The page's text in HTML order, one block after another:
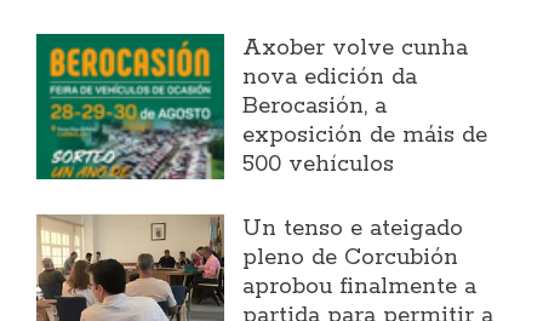
Axober volve cunha
nova edición da
Berocasión, a
exposición de máis de
500 vehículos
Un tenso e ateigado
pleno de Corcubión
aprobou finalmente a